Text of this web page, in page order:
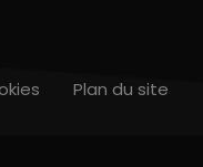
Plan du site